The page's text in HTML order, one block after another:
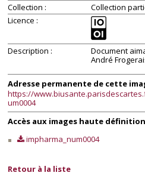
Collection
Collection
Licence
Description
Document
André
Adresse permanente de cette
https://
um0004
Accès aux images haute définition
impharma_num0004
Retour à la liste